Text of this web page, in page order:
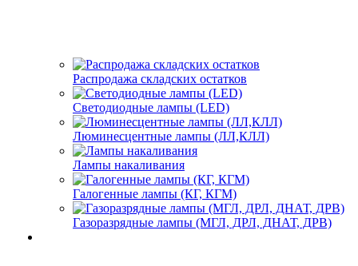
Распродажа складских остатков
Светодиодные лампы (LED)
Люминесцентные лампы (ЛЛ,КЛЛ)
Лампы накаливания
Галогенные лампы (КГ, КГМ)
Газоразрядные лампы (МГЛ, ДРЛ, ДНАТ, ДРВ)